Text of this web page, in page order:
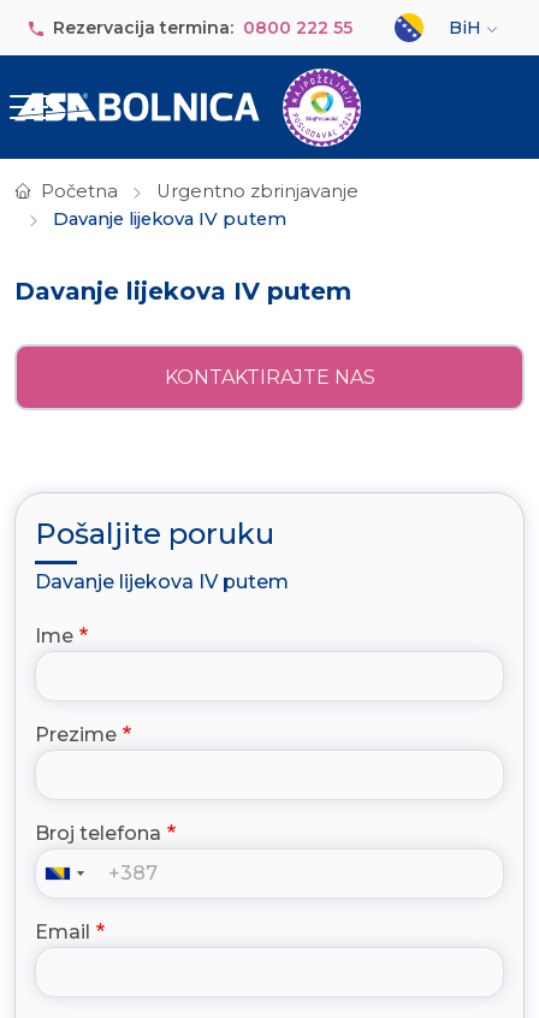
Rezervacija termina: 0800 222 55
Select your
BiH
Početna
Urgentno zbrinjavanje
Davanje lijekova IV putem
Davanje lijekova IV putem
KONTAKTIRAJTE NAS
Pošaljite poruku
Davanje lijekova IV putem
Ime
Prezime
Broj telefona
Email